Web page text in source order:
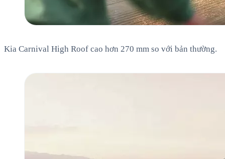
Kia Carnival High Roof cao hơn 270 mm so với bản thường.